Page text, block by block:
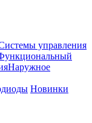
управления
Наружное
Новинки